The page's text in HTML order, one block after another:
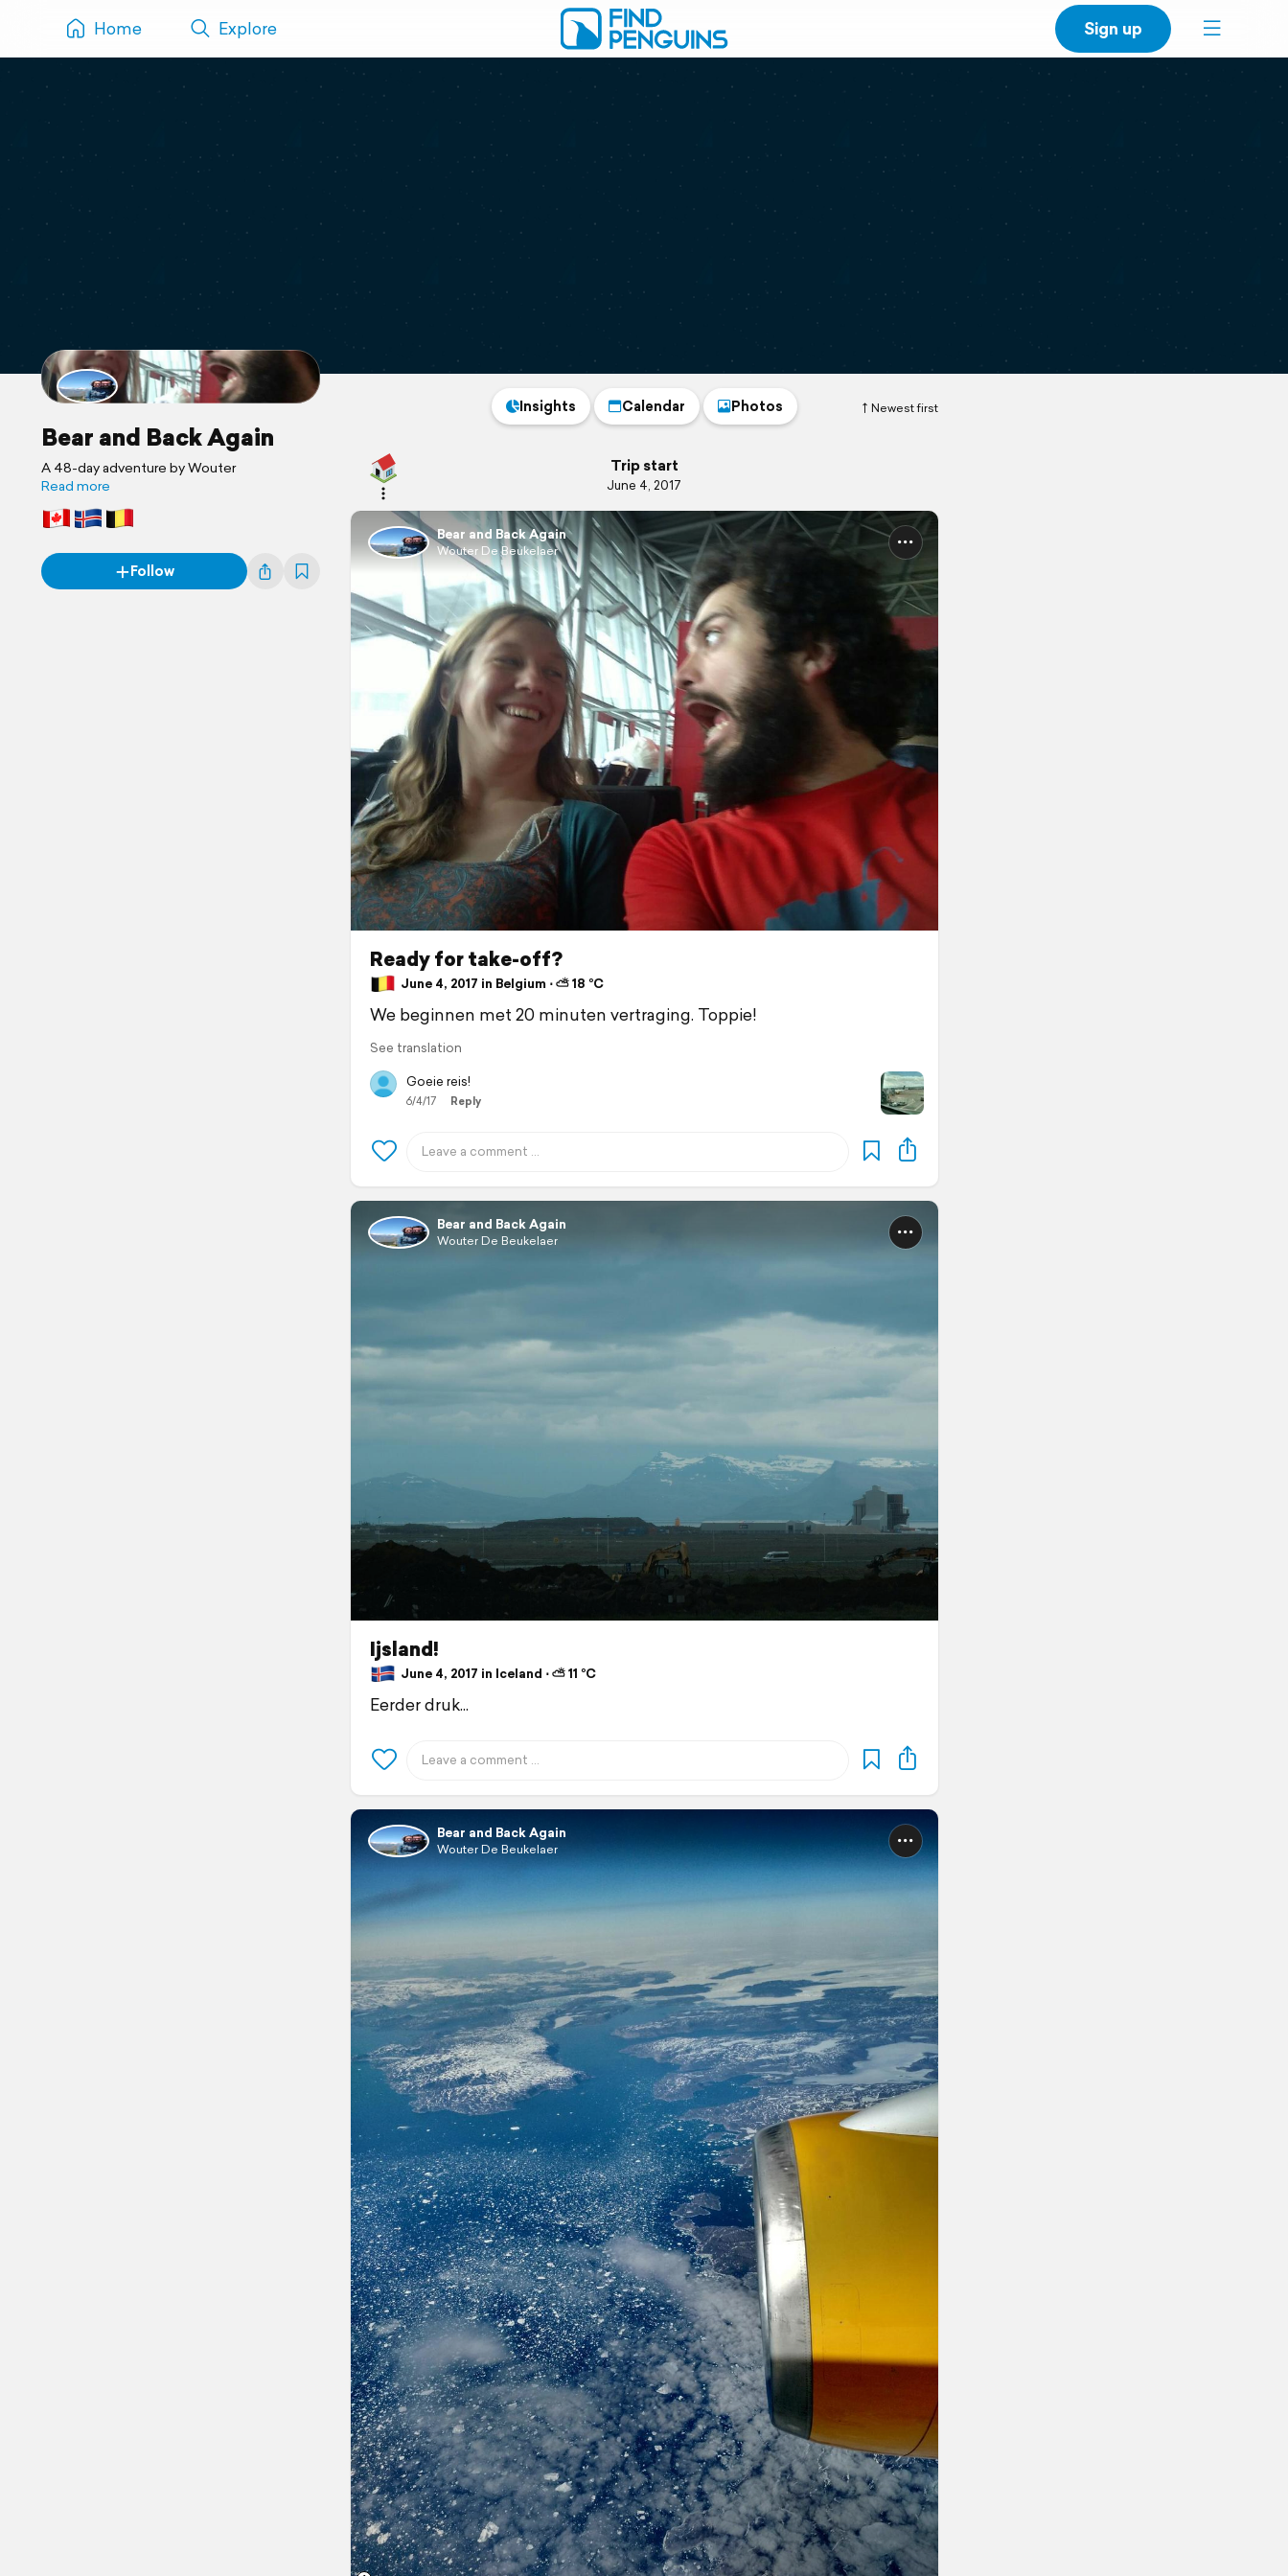
Home Explore Sign up
Bear and Back Again
A 48-day adventure by Wouter
Read more
Follow
Newest first
Insights Calendar Photos
Trip start
June 4, 2017
Bear and Back Again
Wouter De Beukelaer
Ready for take-off?
June 4, 2017 in Belgium ⋅ ⛅ 18 °C
We beginnen met 20 minuten vertraging. Toppie!
See translation
Goeie reis!
6/4/17 Reply
Bear and Back Again
Wouter De Beukelaer
Ijsland!
June 4, 2017 in Iceland ⋅ ⛅ 11 °C
Eerder druk...
Bear and Back Again
Wouter De Beukelaer